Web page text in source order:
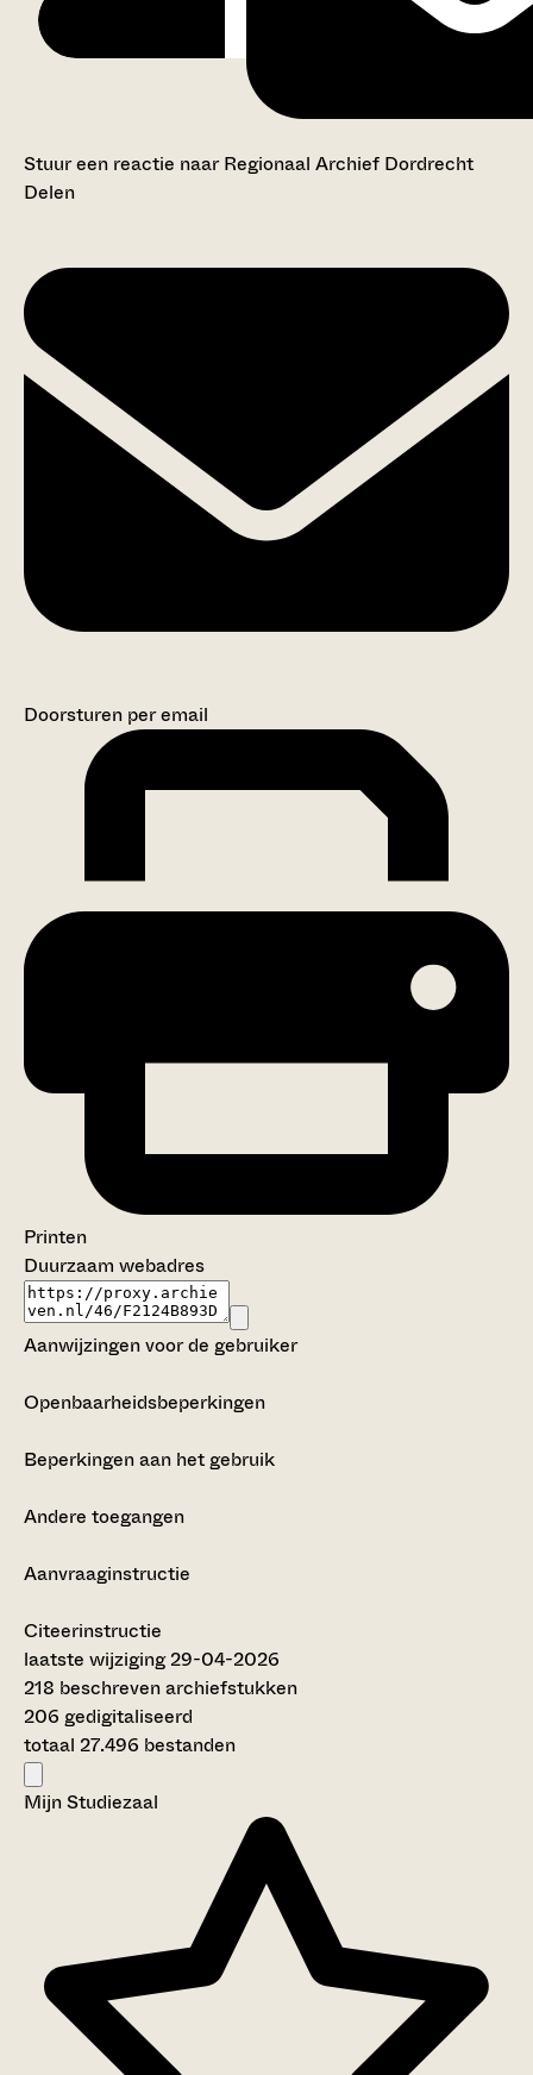
Stuur een reactie naar Regionaal Archief Dordrecht
Delen
Doorsturen per email
Printen
Duurzaam webadres
Aanwijzingen voor de gebruiker
Openbaarheidsbeperkingen
Beperkingen aan het gebruik
Andere toegangen
Aanvraaginstructie
Citeerinstructie
laatste wijziging 29-04-2026
218 beschreven archiefstukken
206 gedigitaliseerd
totaal 27.496 bestanden
Mijn Studiezaal